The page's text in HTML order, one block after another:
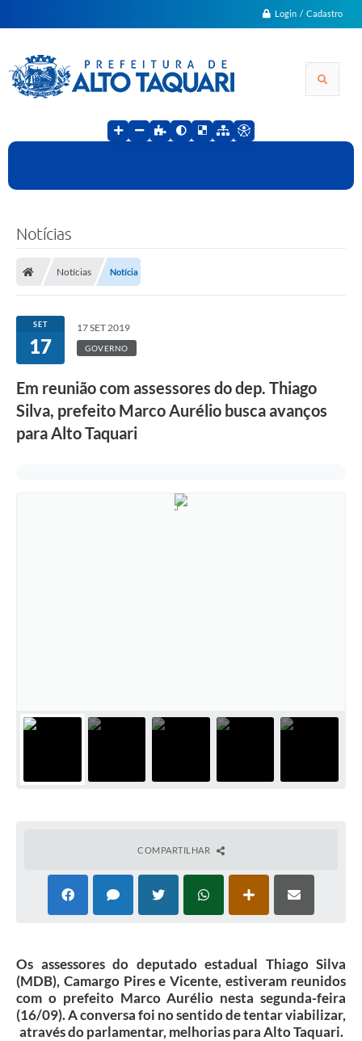
Login / Cadastro
Notícias
Notícias Notícia
SET
17
17 SET 2019
GOVERNO
Em reunião com assessores do dep. Thiago
Silva, prefeito Marco Aurélio busca avanços
para Alto Taquari
COMPARTILHAR
Os assessores do deputado estadual Thiago Silva
(MDB), Camargo Pires e Vicente, estiveram reunidos
com o prefeito Marco Aurélio nesta segunda-feira
(16/09). A conversa foi no sentido de tentar viabilizar,
através do parlamentar, melhorias para Alto Taquari.